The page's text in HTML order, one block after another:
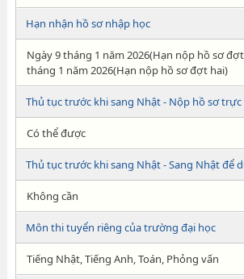
Hạn nhận hồ sơ nhập học
Ngày 9 tháng 1 năm 2026(Hạn nộp hồ sơ
tháng 1 năm 2026(Hạn nộp hồ sơ đợt hai)
Thủ tục trước khi sang Nhật - Nộp hồ sơ
Có thể được
Thủ tục trước khi sang Nhật - Sang Nhật để
Không cần
Môn thi tuyển riêng của trường đại học
Tiếng Nhật, Tiếng Anh, Toán, Phỏng vấn